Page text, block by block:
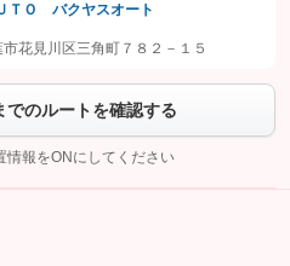
だち追加してから「許可する」ボタンを押
ップして問い合わせを
ら
ＴＯ バクヤスオート
花見川区三角町７８２－１５
でのルートを確認する
情報をONにしてください